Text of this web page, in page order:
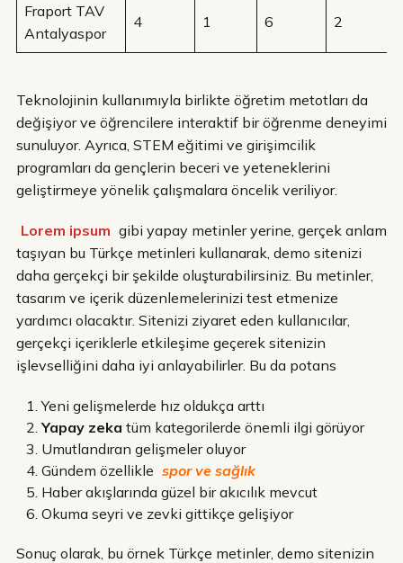
Fraport TAV
Antalyaspor
4 1 6 2
Teknolojinin kullanımıyla birlikte öğretim metotları da
değişiyor ve öğrencilere interaktif bir öğrenme deneyimi
sunuluyor. Ayrıca, STEM eğitimi ve girişimcilik
programları da gençlerin beceri ve yeteneklerini
geliştirmeye yönelik çalışmalara öncelik veriliyor.
Lorem ipsum gibi yapay metinler yerine, gerçek anlam
taşıyan bu Türkçe metinleri kullanarak, demo sitenizi
daha gerçekçi bir şekilde oluşturabilirsiniz. Bu metinler,
tasarım ve içerik düzenlemelerinizi test etmenize
yardımcı olacaktır. Sitenizi ziyaret eden kullanıcılar,
gerçekçi içeriklerle etkileşime geçerek sitenizin
işlevselliğini daha iyi anlayabilirler. Bu da potans
Yeni gelişmelerde hız oldukça arttı
Yapay zeka tüm kategorilerde önemli ilgi görüyor
Umutlandıran gelişmeler oluyor
Gündem özellikle spor ve sağlık
Haber akışlarında güzel bir akıcılık mevcut
Okuma seyri ve zevki gittikçe gelişiyor
Sonuç olarak, bu örnek Türkçe metinler, demo sitenizin